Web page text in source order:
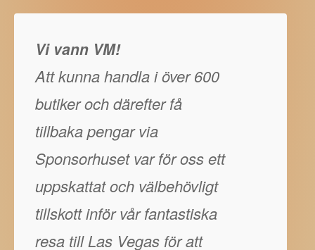
Vi vann VM!
Att kunna handla i över 600
butiker och därefter få
tillbaka pengar via
Sponsorhuset var för oss ett
uppskattat och välbehövligt
tillskott inför vår fantastiska
resa till Las Vegas för att